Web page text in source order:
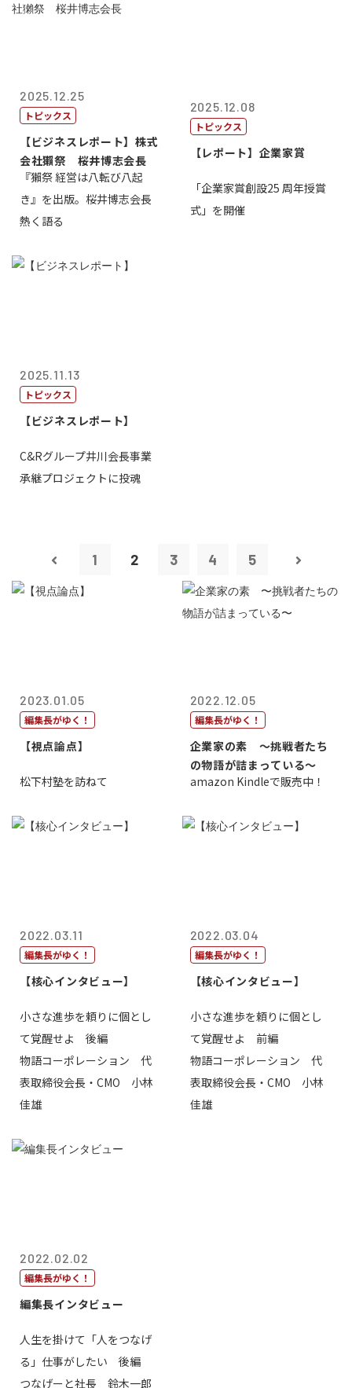
2025.12.25
トピックス
【ビジネスレポート】株式
会社獺祭 桜井博志会長
『獺祭 経営は八転び八起
き』を出版。桜井博志会長
熱く語る
2025.12.08
トピックス
【レポート】企業家賞
「企業家賞創設25 周年授賞
式」を開催
2025.11.13
トピックス
【ビジネスレポート】
C&Rグループ井川会長事業
承継プロジェクトに投魂
1 2 3 4 5
2023.01.05
編集長がゆく！
【視点論点】
松下村塾を訪ねて
2022.12.05
編集長がゆく！
企業家の素 〜挑戦者たち
の物語が詰まっている〜
amazon Kindleで販売中！
2022.03.11
編集長がゆく！
【核心インタビュー】
小さな進歩を頼りに個とし
て覚醒せよ 後編
物語コーポレーション 代
表取締役会長・CMO 小林
佳雄
2022.03.04
編集長がゆく！
【核心インタビュー】
小さな進歩を頼りに個とし
て覚醒せよ 前編
物語コーポレーション 代
表取締役会長・CMO 小林
佳雄
2022.02.02
編集長がゆく！
編集長インタビュー
人生を掛けて「人をつなげ
る」仕事がしたい 後編
つなげーと社長 鈴木一郎